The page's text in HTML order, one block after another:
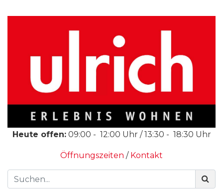
Heute offen: 09:00 - 12:00 Uhr /13:30 - 18:30 Uhr
Öffnungszeiten / Kontakt